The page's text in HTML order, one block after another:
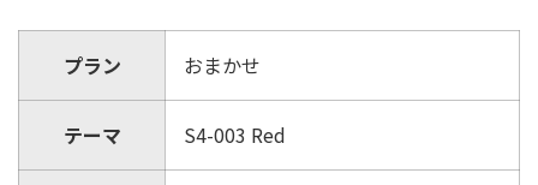
プラン おまかせ
テーマ S4-003 Red